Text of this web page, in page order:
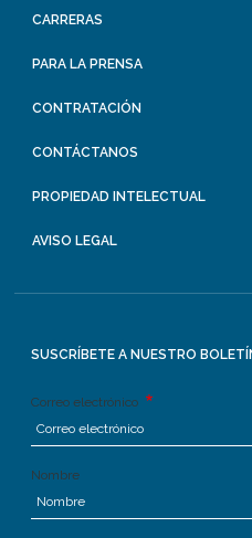
CARRERAS
PARA LA PRENSA
CONTRATACIÓN
CONTÁCTANOS
PROPIEDAD INTELECTUAL
AVISO LEGAL
SUSCRÍBETE A NUESTRO
Correo electrónico
Nombre